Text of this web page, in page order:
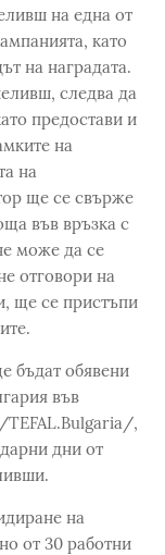
на една от
като
на наградата.
следва да
предостави и
на
на
ще се свърже
във връзка с
може да се
отговори на
ще се пристъпи
бъдат обявени
във
,
дни от
на
от 30 работни